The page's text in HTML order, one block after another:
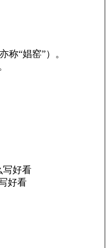
称“娼窑”）。
好看